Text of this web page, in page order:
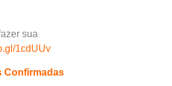
sua
1cdUUv
Confirmadas